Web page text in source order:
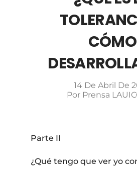
CÓMO
14 De Abril De
Por Prensa
Parte II
¿Qué tengo que ver yo